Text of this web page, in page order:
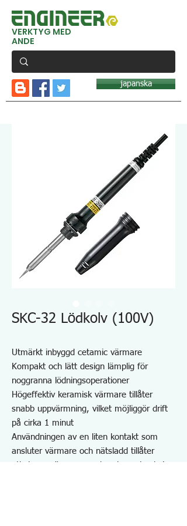
VERKTYG MED
ANDE
japanska
SKC-32 Lödkolv (100V)
Utmärkt inbyggd cetamic värmare
Kompakt och lätt design lämplig för
noggranna lödningsoperationer
Högeffektiv keramisk värmare tillåter
snabb uppvärmning, vilket möjliggör drift
på cirka 1 minut
Användningen av en liten kontakt som
ansluter värmare och nätsladd tillåter